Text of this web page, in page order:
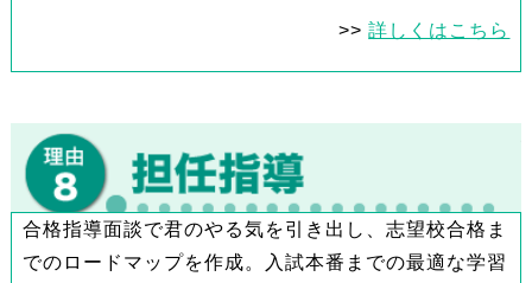
>>詳しくはこちら
合格指導面談で君のやる気を引き出し、志望校合格ま
でのロードマップを作成。入試本番までの最適な学習